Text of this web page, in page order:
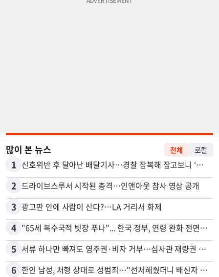
많이 본 뉴스 전체 로컬
1 신호위반 후 달아난 배달기사…경찰 잠복해 잡고보니 ‘반전’
2 드라이브스루서 시작된 총격…인앤아웃 참사 영상 공개
3 광고판 안에 사람이 산다?…LA 거리서 화제
4 "65세 복수국적 빗장 푸나"... 한국 정부, 연령 완화 전면 추진
5 서류 하나만 빠져도 영주권·비자 거부…심사관 재량권 대폭 확대
6 한인 남성, 처형 상대로 성범죄…"선처해줬더니 배신자 취급"